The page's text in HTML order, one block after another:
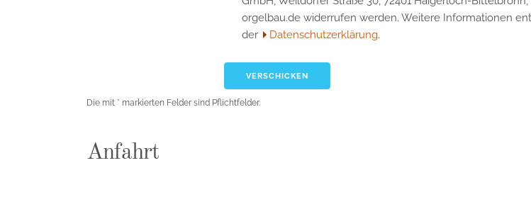
orgelbau.de widerrufen werden. Weitere Informationen
der
Datenschutzerklärung.
Die mit * markierten Felder sind Pflichtfelder.
Anfahrt